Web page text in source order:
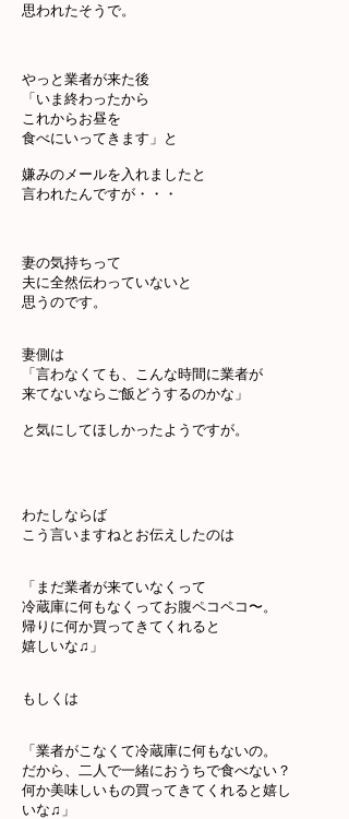
思われたそうで。
やっと業者が来た後
「いま終わったから
これからお昼を
食べにいってきます」と
嫌みのメールを入れましたと
言われたんですが・・・
妻の気持ちって
夫に全然伝わっていないと
思うのです。
妻側は
「言わなくても、こんな時間に業者が
来てないならご飯どうするのかな」
と気にしてほしかったようですが。
わたしならば
こう言いますねとお伝えしたのは
「まだ業者が来ていなくって
冷蔵庫に何もなくってお腹ペコペコ〜。
帰りに何か買ってきてくれると
嬉しいな♫」
もしくは
「業者がこなくて冷蔵庫に何もないの。
だから、二人で一緒におうちで食べない？
何か美味しいもの買ってきてくれると嬉し
いな♫」